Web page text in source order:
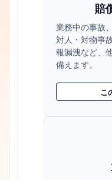
賠
業務中の事故
対人・対物事
報漏洩など、
備えます。
こ